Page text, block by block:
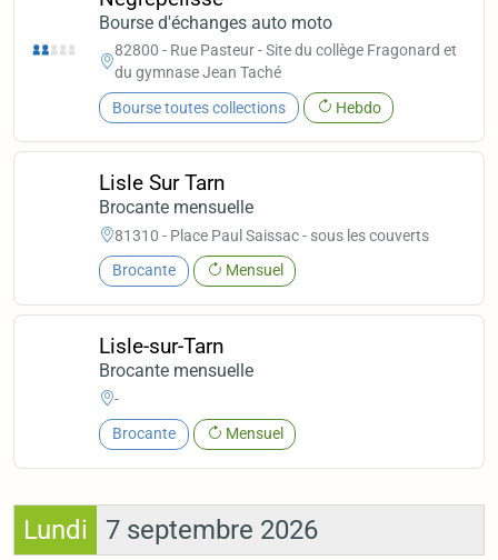
Bourse d'échanges auto moto
82800 - Rue Pasteur - Site du collège Fragonard et
du gymnase Jean Taché
Bourse toutes collections Hebdo
Lisle Sur Tarn
Brocante mensuelle
81310 - Place Paul Saissac - sous les couverts
Brocante Mensuel
Lisle-sur-Tarn
Brocante mensuelle
-
Brocante Mensuel
Lundi 7 septembre 2026